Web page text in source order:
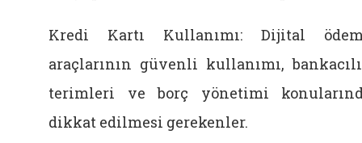
Kredi Kartı Kullanımı: Dijital
araçlarının güvenli kullanımı,
terimleri ve borç yönetimi
dikkat edilmesi gerekenler.